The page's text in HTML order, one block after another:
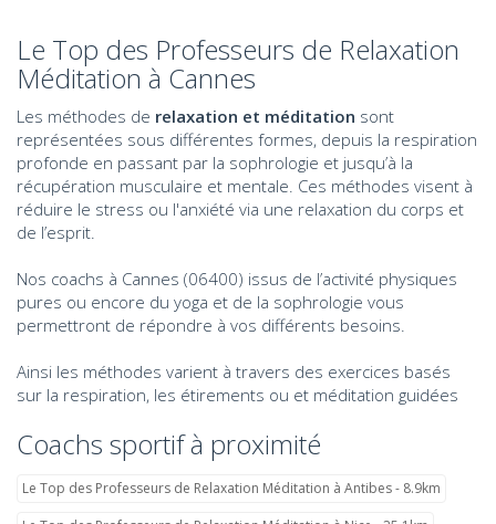
Le Top des Professeurs de Relaxation
Méditation à Cannes
Les méthodes de relaxation et méditation sont
représentées sous différentes formes, depuis la respiration
profonde en passant par la sophrologie et jusqu’à la
récupération musculaire et mentale. Ces méthodes visent à
réduire le stress ou l'anxiété via une relaxation du corps et
de l’esprit.
Nos coachs à Cannes (06400) issus de l’activité physiques
pures ou encore du yoga et de la sophrologie vous
permettront de répondre à vos différents besoins.
Ainsi les méthodes varient à travers des exercices basés
sur la respiration, les étirements ou et méditation guidées
Coachs sportif à proximité
Le Top des Professeurs de Relaxation Méditation à Antibes - 8.9km